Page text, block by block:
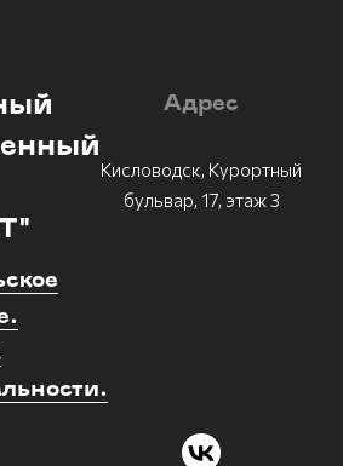
Адрес
Кисловодск, Курортный
бульвар, 17, этаж 3